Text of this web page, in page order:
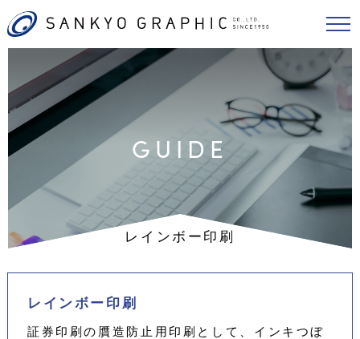
GUIDE
レインボー印刷
レインボー印刷
証券印刷の贋造防止用印刷として、インキつぼ